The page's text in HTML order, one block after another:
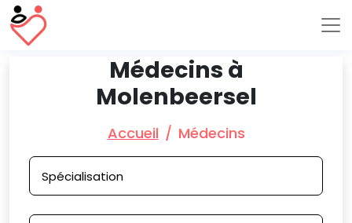
Médecins à
Molenbeersel
Accueil Médecins